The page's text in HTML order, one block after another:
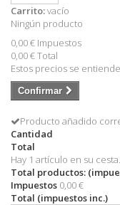
Carrito:vacío
Ningún producto
0,00 € Impuestos
0,00 €Total
Estos precios se
Confirmar
Producto añadido
Cantidad
Total
Hay 1 artículo en su cesta.
Total productos:
Impuestos 0,00 €
Total (impuestos inc.)